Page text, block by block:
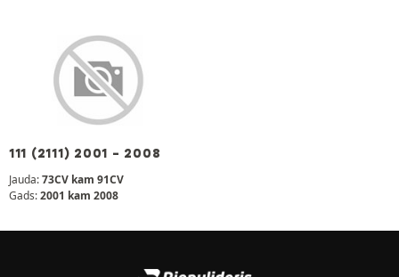
111 (2111) 2001 - 2008
Jauda:73CV kam 91CV
Gads:2001 kam 2008